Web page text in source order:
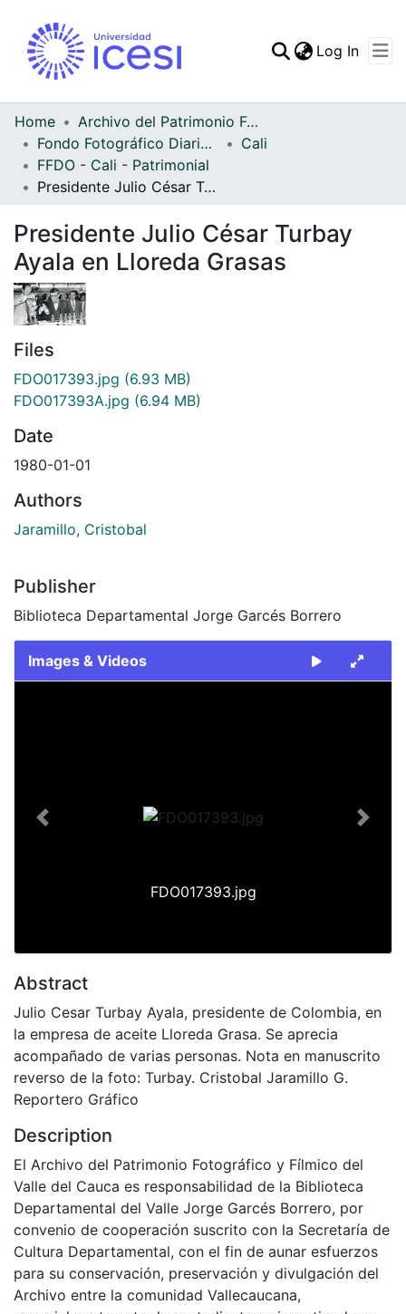
Statistics
Log In
Home
Archivo del Patrimonio Fotográfico y Fílmico del Valle del Cauca
Fondo Fotográfico Diario Occidente
Cali
FFDO - Cali - Patrimonial
Presidente Julio César Turbay Ayala en Lloreda Grasas
Presidente Julio César Turbay
Ayala en Lloreda Grasas
Files
FDO017393.jpg (6.93 MB)
FDO017393A.jpg (6.94 MB)
Date
1980-01-01
Authors
Jaramillo, Cristobal
Publisher
Biblioteca Departamental Jorge Garcés Borrero
Images & Videos
FDO017393.jpg
Previous Next
Abstract
Julio Cesar Turbay Ayala, presidente de Colombia, en
la empresa de aceite Lloreda Grasa. Se aprecia
acompañado de varias personas. Nota en manuscrito
reverso de la foto: Turbay. Cristobal Jaramillo G.
Reportero Gráfico
Description
El Archivo del Patrimonio Fotográfico y Fílmico del
Valle del Cauca es responsabilidad de la Biblioteca
Departamental del Valle Jorge Garcés Borrero, por
convenio de cooperación suscrito con la Secretaría de
Cultura Departamental, con el fin de aunar esfuerzos
para su conservación, preservación y divulgación del
Archivo entre la comunidad Vallecaucana,